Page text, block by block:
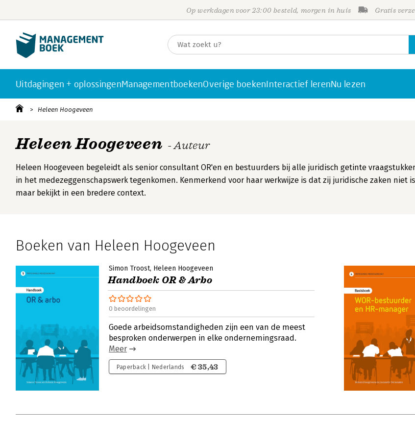
Op werkdagen voor 23:00 besteld, morgen in huis Gratis
Uitdagingen + oplossingenManagementboekenOverige boekenInteractief lerenNu lezen
Heleen Hoogeveen
Heleen Hoogeveen - Auteur
Heleen Hoogeveen begeleidt als senior consultant OR'en en bestuurders bij alle juridisch getinte
in het medezeggenschapswerk tegenkomen. Kenmerkend voor haar werkwijze is dat zij juridische zaken niet
maar bekijkt in een bredere context.
Boeken van Heleen Hoogeveen
Simon Troost Heleen Hoogeveen
Handboek OR & Arbo
0 beoordelingen
Goede arbeidsomstandigheden zijn een van de meest
besproken onderwerpen in elke ondernemingsraad.
Meer
Paperback | Nederlands € 35,43